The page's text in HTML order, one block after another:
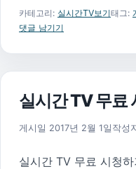
카테고리: 실시간TV보기태그:
댓글 남기기
실시간 TV 무료
게시일 2017년 2월 1일 2019
작성
실시간 TV 무료 시청